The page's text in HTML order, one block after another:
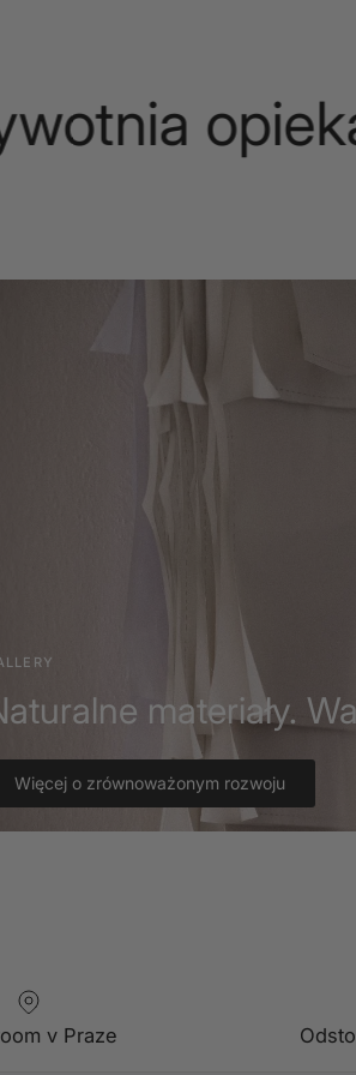
opieka.
materiały.
Więcej o zrównoważonym rozwoju
v Praze